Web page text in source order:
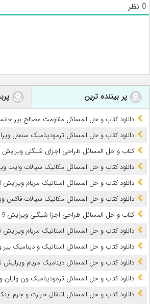
0 نظر
پر بیننده ترین
دانلود کتاب و حل المسائل مقاومت مصالح بیر
دانلود کتاب و حل المسائل ترمودینامیک سنجل
کتاب و حل المسائل طراحی اجزای شیگلی ویرایش 10 دهم (سال 2014)
دانلود کتاب و حل المسائل مکانیک سیالات وایت
دانلود کتاب و حل المسائل استاتیک مریام ویرایش 8 هشتم (سال 2014)
دانلود کتاب و حل المسائل مکانیک سیالات فاکس
کتاب و حل المسائل طراحی اجزا شیگلی ویرایش 9 نهم (سال 2010)
دانلود کتاب و حل المسائل استاتیک مریام ویرایش 6
دانلود کتاب و حل المسائل استاتیک و دینامیک بیر
دانلود کتاب و حل المسائل دینامیک مریام ویرایش نهم
دانلود کتاب و حل المسائل ترمودینامیک ون وایلن